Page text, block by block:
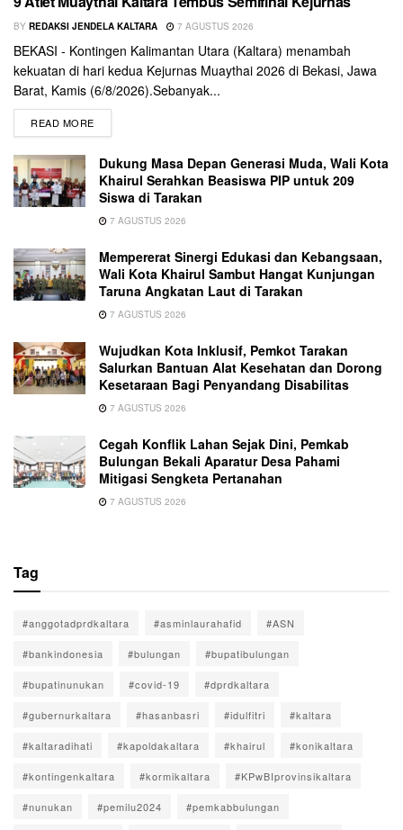
BY REDAKSI JENDELA KALTARA 7 AGUSTUS 2026
BEKASI - Kontingen Kalimantan Utara (Kaltara) menambah
kekuatan di hari kedua Kejurnas Muaythai 2026 di Bekasi, Jawa
Barat, Kamis (6/8/2026).Sebanyak...
READ MORE
Dukung Masa Depan Generasi Muda, Wali Kota
Khairul Serahkan Beasiswa PIP untuk 209
Siswa di Tarakan
7 AGUSTUS 2026
Mempererat Sinergi Edukasi dan Kebangsaan,
Wali Kota Khairul Sambut Hangat Kunjungan
Taruna Angkatan Laut di Tarakan
7 AGUSTUS 2026
Wujudkan Kota Inklusif, Pemkot Tarakan
Salurkan Bantuan Alat Kesehatan dan Dorong
Kesetaraan Bagi Penyandang Disabilitas
7 AGUSTUS 2026
Cegah Konflik Lahan Sejak Dini, Pemkab
Bulungan Bekali Aparatur Desa Pahami
Mitigasi Sengketa Pertanahan
7 AGUSTUS 2026
Tag
#anggotadprdkaltara #asminlaurahafid #ASN
#bankindonesia #bulungan #bupatibulungan
#bupatinunukan #covid-19 #dprdkaltara
#gubernurkaltara #hasanbasri #idulfitri #kaltara
#kaltaradihati #kapoldakaltara #khairul #konikaltara
#kontingenkaltara #kormikaltara #KPwBIprovinsikaltara
#nunukan #pemilu2024 #pemkabbulungan